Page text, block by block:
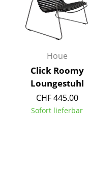
Vasen
Tabletts
Decken
Kissen
Houe
Click Roomy
Loungestuhl
CHF 445.00
Sofort lieferbar